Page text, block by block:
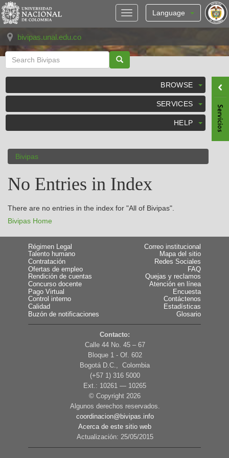
Skip
navigation
Language
bivipas.unal.edu.co
BROWSE
SERVICES
HELP
Bivipas
No Entries in Index
There are no entries in the index for "All of Bivipas".
Bivipas Home
Régimen Legal
Talento humano
Contratación
Ofertas de empleo
Rendición de cuentas
Concurso docente
Pago Virtual
Control interno
Calidad
Buzón de notificaciones
Correo institucional
Mapa del sitio
Redes Sociales
FAQ
Quejas y reclamos
Atención en línea
Encuesta
Contáctenos
Estadísticas
Glosario
Contacto:
Calle 44 No. 45 – 67
Bloque 1 - Of. 602
Bogotá D.C., Colombia
(+57 1) 316 5000
Ext.: 10261 — 10265
© Copyright 2026
Algunos derechos reservados.
coordinacion@bivipas.info
Acerca de este sitio web
Actualización: 25/05/2015